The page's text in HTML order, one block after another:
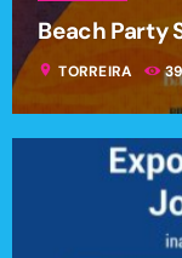
Beach Party
location_on TORREIRA 39